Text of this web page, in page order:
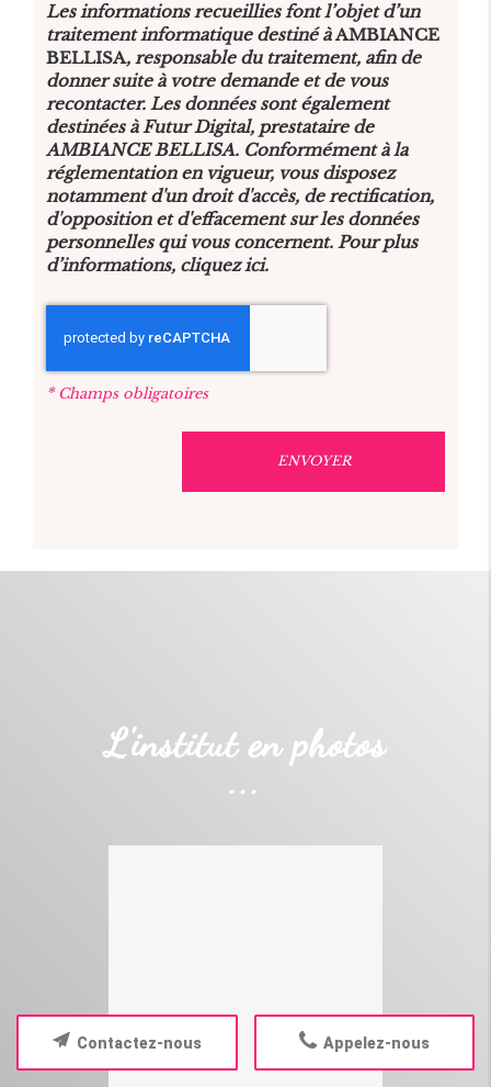
Les informations recueillies font l’objet d’un
traitement informatique destiné àAMBIANCE
BELLISA, responsable du traitement, afin de
donner suite à votre demande et de vous
recontacter. Les données sont également
destinées à Futur Digital, prestataire de
AMBIANCE BELLISA. Conformément à la
réglementation en vigueur, vous disposez
notamment d'un droit d'accès, de rectification,
d'opposition et d'effacement sur les données
personnelles qui vous concernent. Pour plus
d’informations, cliquezici.
*Champs obligatoires
L'institut en photos
Appelez-nous
Contactez-nous